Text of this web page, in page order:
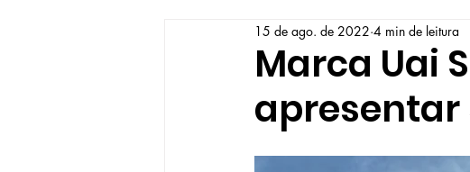
Marca Uai
apresentar
15 de ago. de 2022 4 min de leitura